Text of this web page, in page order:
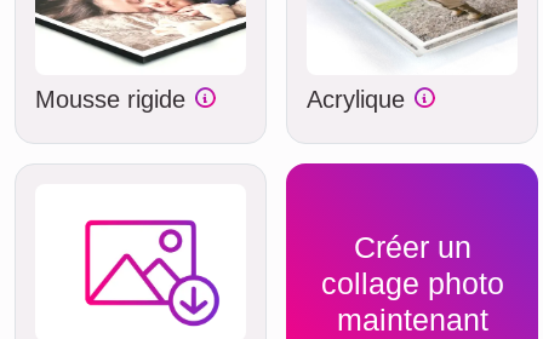
Mousse rigide Acrylique
Créer un
collage photo
maintenant